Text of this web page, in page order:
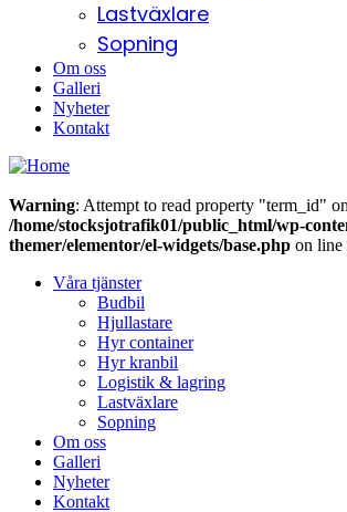
Lastväxlare
Sopning
Om oss
Galleri
Nyheter
Kontakt
Warning: Attempt to read property "term_id"
/home/stocksjotrafik01/public_html/wp-
themer/elementor/el-widgets/base.php on line
Våra tjänster
Budbil
Hjullastare
Hyr container
Hyr kranbil
Logistik & lagring
Lastväxlare
Sopning
Om oss
Galleri
Nyheter
Kontakt